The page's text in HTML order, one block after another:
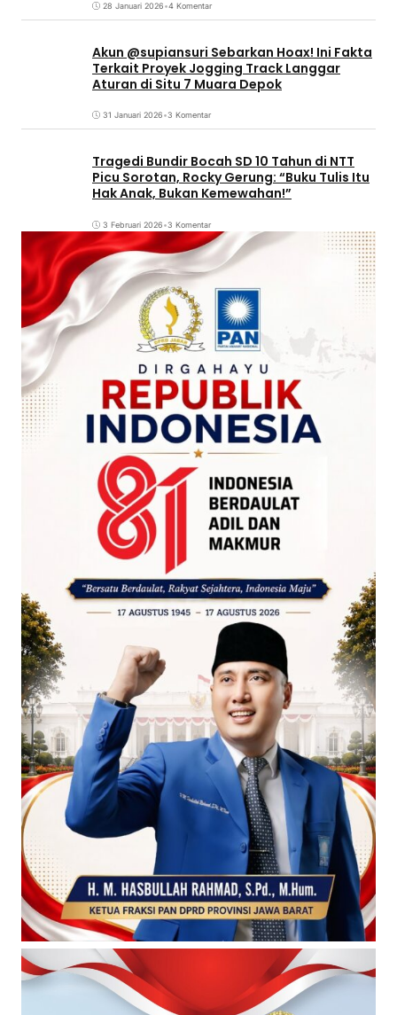
28 Januari 2026•4 Komentar
Akun @supiansuri Sebarkan Hoax! Ini Fakta
Terkait Proyek Jogging Track Langgar
Aturan di Situ 7 Muara Depok
31 Januari 2026•3 Komentar
Tragedi Bundir Bocah SD 10 Tahun di NTT
Picu Sorotan, Rocky Gerung: “Buku Tulis Itu
Hak Anak, Bukan Kemewahan!”
3 Februari 2026•3 Komentar